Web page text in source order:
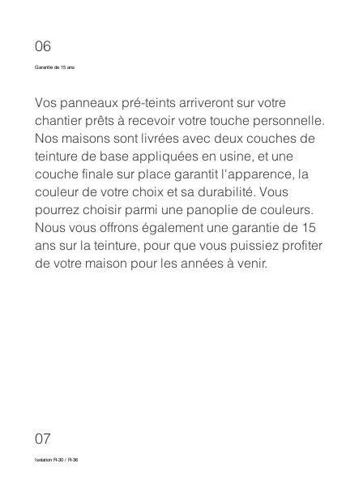
Garantie de 15 ans
06
Vos panneaux pré-teints arriveront sur votre
chantier prêts à recevoir votre touche personnelle.
Nos maisons sont livrées avec deux couches de
teinture de base appliquées en usine, et une
couche finale sur place garantit l'apparence, la
couleur de votre choix et sa durabilité. Vous
pourrez choisir parmi une panoplie de couleurs.
Nous vous offrons également une garantie de 15
ans sur la teinture, pour que vous puissiez profiter
de votre maison pour les années à venir.
Isolation R-30 / R-36
07